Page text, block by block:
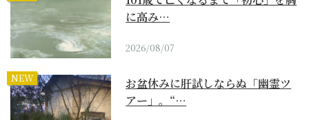
に高み…
2026/08/07
NEW
お盆休みに肝試しならぬ「幽霊ツ
アー」。“…